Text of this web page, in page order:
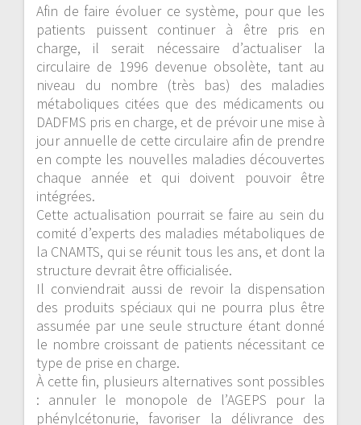
Afin de faire évoluer ce système, pour que les
patients puissent continuer à être pris en
charge, il serait nécessaire d’actualiser la
circulaire de 1996 devenue obsolète, tant au
niveau du nombre (très bas) des maladies
métaboliques citées que des médicaments ou
DADFMS pris en charge, et de prévoir une mise à
jour annuelle de cette circulaire afin de prendre
en compte les nouvelles maladies découvertes
chaque année et qui doivent pouvoir être
intégrées.
Cette actualisation pourrait se faire au sein du
comité d’experts des maladies métaboliques de
la CNAMTS, qui se réunit tous les ans, et dont la
structure devrait être officialisée.
Il conviendrait aussi de revoir la dispensation
des produits spéciaux qui ne pourra plus être
assumée par une seule structure étant donné
le nombre croissant de patients nécessitant ce
type de prise en charge.
À cette fin, plusieurs alternatives sont possibles
: annuler le monopole de l’AGEPS pour la
phénylcétonurie, favoriser la délivrance des